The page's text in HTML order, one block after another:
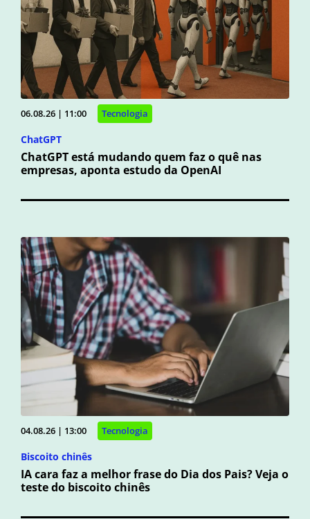
06.08.26 | 11:00 Tecnologia
ChatGPT
ChatGPT está mudando quem faz o quê nas
empresas, aponta estudo da OpenAI
04.08.26 | 13:00 Tecnologia
Biscoito chinês
IA cara faz a melhor frase do Dia dos Pais? Veja o
teste do biscoito chinês